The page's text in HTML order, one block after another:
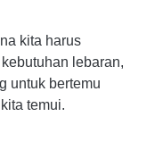
kita harus
lebaran,
untuk bertemu
temui.